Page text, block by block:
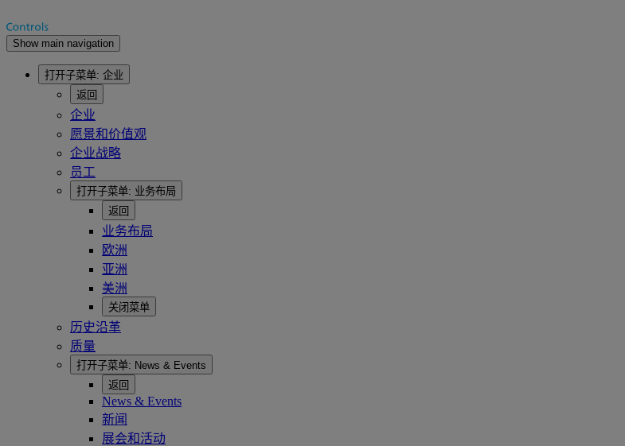
Show main navigation
打开子菜单: 企业
返回
企业
愿景和价值观
企业战略
员工
打开子菜单: 业务布局
返回
业务布局
欧洲
亚洲
美洲
关闭菜单
历史沿革
质量
打开子菜单: News & Events
返回
News & Events
新闻
展会和活动